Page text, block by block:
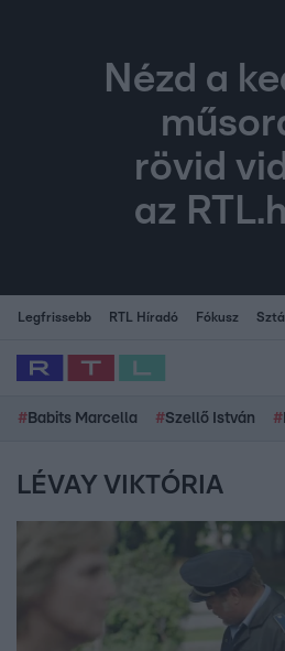
Nézd a
rövid
az
Legfrissebb RTL Híradó Fókusz
# Babits Marcella #Szellő István #
LÉVAY VIKTÓRIA